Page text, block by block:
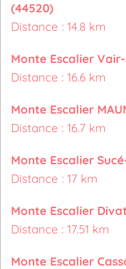
(44520)
Distance : 14.8 km
Monte Escalier
Distance : 16.6 km
Monte Escalier
Distance : 16.7 km
Monte Escalier
Distance : 17 km
Monte Escalier
Distance : 17.51 km
Monte Escalier